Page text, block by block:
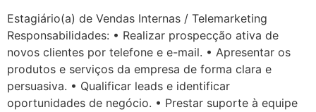
Estagiário(a) de Vendas Internas / Telemarketing
Responsabilidades: • Realizar prospecção ativa de
novos clientes por telefone e e-mail. • Apresentar os
produtos e serviços da empresa de forma clara e
persuasiva. • Qualificar leads e identificar
oportunidades de negócio. • Prestar suporte à equipe